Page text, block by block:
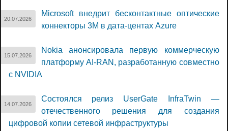
20.07.2026
Microsoft внедрит бесконтактные оптические
коннекторы 3M в дата-центах Azure
15.07.2026
Nokia анонсировала первую коммерческую
платформу AI-RAN, разработанную совместно
с NVIDIA
14.07.2026
Состоялся релиз UserGate InfraTwin —
отечественного решения для создания
цифровой копии сетевой инфраструктуры